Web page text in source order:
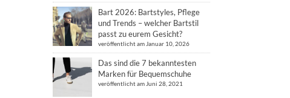
Bart 2026: Bartstyles, Pflege
und Trends – welcher Bartstil
passt zu eurem Gesicht?
veröffentlicht am Januar 10, 2026
Das sind die 7 bekanntesten
Marken für Bequemschuhe
veröffentlicht am Juni 28, 2021